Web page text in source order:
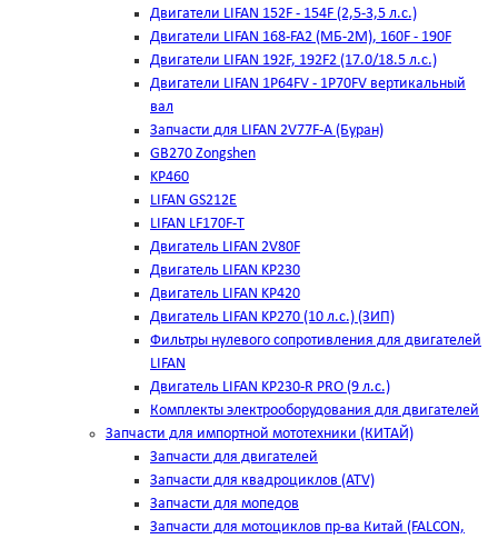
Двигатели LIFAN 152F - 154F (2,5-3,5 л.с.)
Двигатели LIFAN 168-FA2 (МБ-2М), 160F - 190F
Двигатели LIFAN 192F, 192F2 (17.0/18.5 л.с.)
Двигатели LIFAN 1Р64FV - 1Р70FV вертикальный
вал
Запчасти для LIFAN 2V77F-A (Буран)
GB270 Zongshen
KP460
LIFAN GS212E
LIFAN LF170F-T
Двигатель LIFAN 2V80F
Двигатель LIFAN KP230
Двигатель LIFAN KP420
Двигатель LIFAN KP270 (10 л.с.) (ЗИП)
Фильтры нулевого сопротивления для двигателей
LIFAN
Двигатель LIFAN KP230-R PRO (9 л.с.)
Комплекты электрооборудования для двигателей
Запчасти для импортной мототехники (КИТАЙ)
Запчасти для двигателей
Запчасти для квадроциклов (ATV)
Запчасти для мопедов
Запчасти для мотоциклов пр-ва Китай (FALCON,